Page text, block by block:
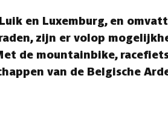
en Luxemburg, en
zijn er volop
de mountainbike,
van de Belgische